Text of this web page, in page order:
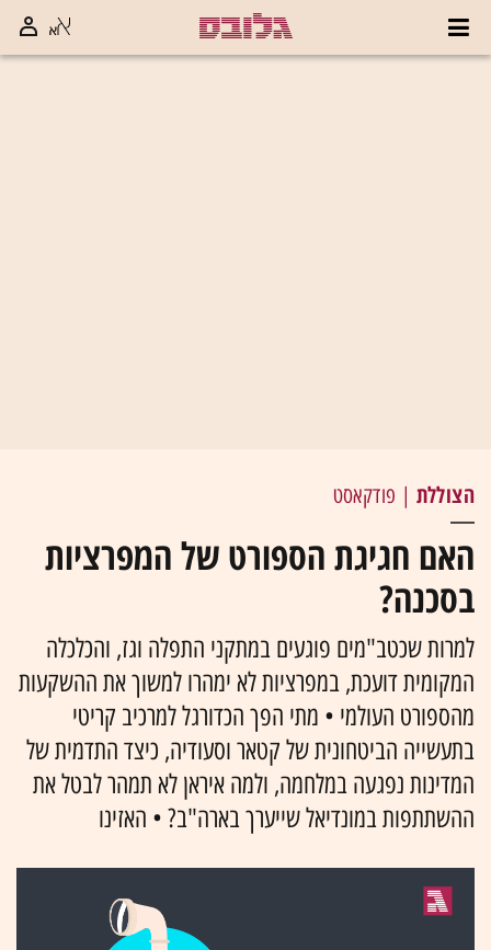
הצוללת | פודקאסט
האם חגיגת הספורט של המפרציות
בסכנה?
למרות שכטב"מים פוגעים במתקני התפלה וגז, והכלכלה
המקומית דועכת, במפרציות לא ימהרו למשוך את ההשקעות
מהספורט העולמי • מתי הפך הכדורגל למרכיב קריטי
בתעשייה הביטחונית של קטאר וסעודיה, כיצד התדמית של
המדינות נפגעה במלחמה, ולמה איראן לא תמהר לבטל את
ההשתתפות במונדיאל שייערך בארה"ב? • האזינו